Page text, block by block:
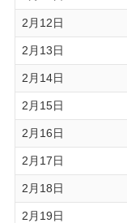
2月12日
2月13日
2月14日
2月15日
2月16日
2月17日
2月18日
2月19日